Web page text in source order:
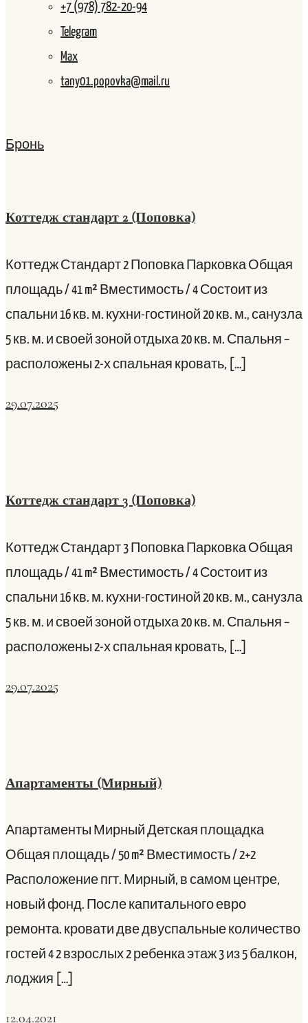
+7 (978) 782-20-94
Telegram
Max
tany01.popovka@mail.ru
Бронь
Коттедж стандарт 2 (Поповка)
Коттедж Стандарт 2 Поповка Парковка Общая
площадь / 41 m² Вместимость / 4 Состоит из
спальни 16 кв. м. кухни-гостиной 20 кв. м., санузла
5 кв. м. и своей зоной отдыха 20 кв. м. Спальня –
расположены 2-х спальная кровать, […]
29.07.2025
Коттедж стандарт 3 (Поповка)
Коттедж Стандарт 3 Поповка Парковка Общая
площадь / 41 m² Вместимость / 4 Состоит из
спальни 16 кв. м. кухни-гостиной 20 кв. м., санузла
5 кв. м. и своей зоной отдыха 20 кв. м. Спальня –
расположены 2-х спальная кровать, […]
29.07.2025
Апартаменты (Мирный)
Апартаменты Мирный Детская площадка
Общая площадь / 50 m² Вместимость / 2+2
Расположение пгт. Мирный, в самом центре,
новый фонд. После капитального евро
ремонта. кровати две двуспальные количество
гостей 4 2 взрослых 2 ребенка этаж 3 из 5 балкон,
лоджия […]
12.04.2021